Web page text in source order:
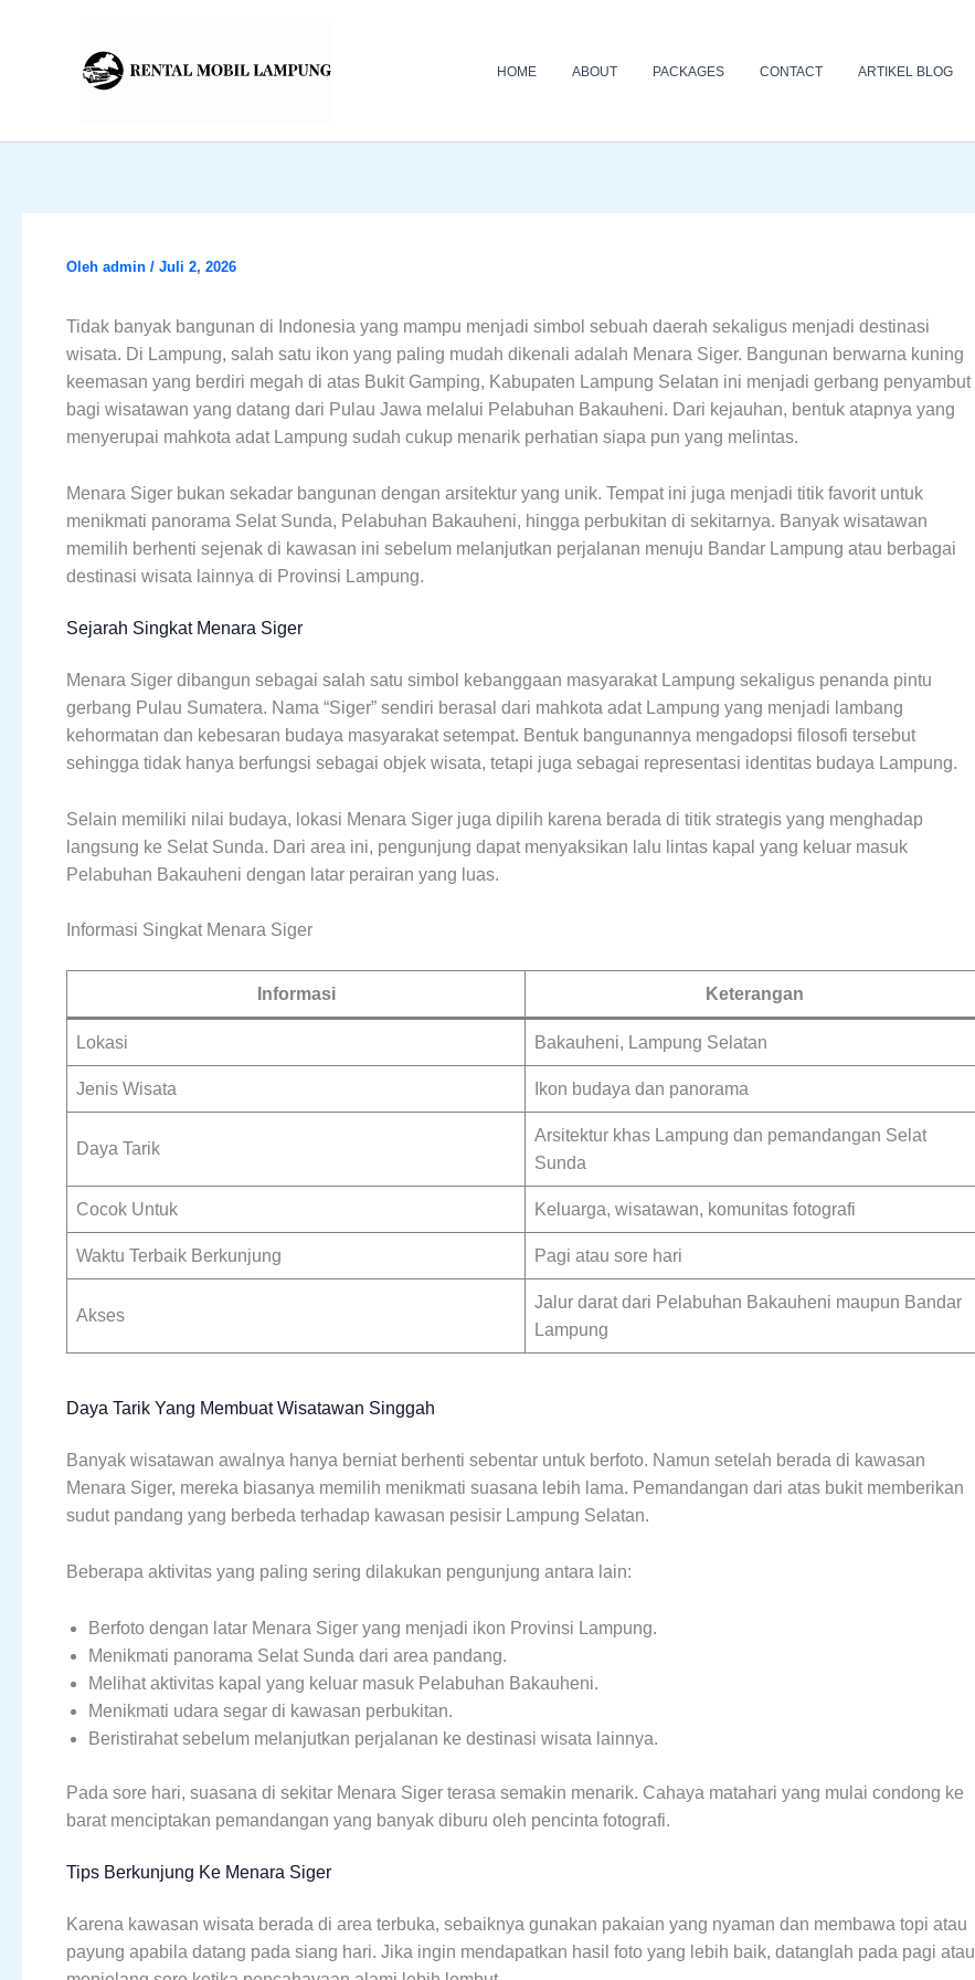
HOME ABOUT PACKAGES CONTACT ARTIKEL BLOG
Oleh admin / Juli 2, 2026
Tidak banyak bangunan di Indonesia yang mampu menjadi simbol sebuah daerah sekaligus menjadi destinasi
wisata. Di Lampung, salah satu ikon yang paling mudah dikenali adalah Menara Siger. Bangunan berwarna kuning
keemasan yang berdiri megah di atas Bukit Gamping, Kabupaten Lampung Selatan ini menjadi gerbang penyambut
bagi wisatawan yang datang dari Pulau Jawa melalui Pelabuhan Bakauheni. Dari kejauhan, bentuk atapnya yang
menyerupai mahkota adat Lampung sudah cukup menarik perhatian siapa pun yang melintas.
Menara Siger bukan sekadar bangunan dengan arsitektur yang unik. Tempat ini juga menjadi titik favorit untuk
menikmati panorama Selat Sunda, Pelabuhan Bakauheni, hingga perbukitan di sekitarnya. Banyak wisatawan
memilih berhenti sejenak di kawasan ini sebelum melanjutkan perjalanan menuju Bandar Lampung atau berbagai
destinasi wisata lainnya di Provinsi Lampung.
Sejarah Singkat Menara Siger
Menara Siger dibangun sebagai salah satu simbol kebanggaan masyarakat Lampung sekaligus penanda pintu
gerbang Pulau Sumatera. Nama “Siger” sendiri berasal dari mahkota adat Lampung yang menjadi lambang
kehormatan dan kebesaran budaya masyarakat setempat. Bentuk bangunannya mengadopsi filosofi tersebut
sehingga tidak hanya berfungsi sebagai objek wisata, tetapi juga sebagai representasi identitas budaya Lampung.
Selain memiliki nilai budaya, lokasi Menara Siger juga dipilih karena berada di titik strategis yang menghadap
langsung ke Selat Sunda. Dari area ini, pengunjung dapat menyaksikan lalu lintas kapal yang keluar masuk
Pelabuhan Bakauheni dengan latar perairan yang luas.
Informasi Singkat Menara Siger
Informasi Keterangan
Lokasi Bakauheni, Lampung Selatan
Jenis Wisata Ikon budaya dan panorama
Daya Tarik
Arsitektur khas Lampung dan pemandangan Selat
Sunda
Cocok Untuk Keluarga, wisatawan, komunitas fotografi
Waktu Terbaik Berkunjung Pagi atau sore hari
Akses
Jalur darat dari Pelabuhan Bakauheni maupun Bandar
Lampung
Daya Tarik Yang Membuat Wisatawan Singgah
Banyak wisatawan awalnya hanya berniat berhenti sebentar untuk berfoto. Namun setelah berada di kawasan
Menara Siger, mereka biasanya memilih menikmati suasana lebih lama. Pemandangan dari atas bukit memberikan
sudut pandang yang berbeda terhadap kawasan pesisir Lampung Selatan.
Beberapa aktivitas yang paling sering dilakukan pengunjung antara lain:
Berfoto dengan latar Menara Siger yang menjadi ikon Provinsi Lampung.
Menikmati panorama Selat Sunda dari area pandang.
Melihat aktivitas kapal yang keluar masuk Pelabuhan Bakauheni.
Menikmati udara segar di kawasan perbukitan.
Beristirahat sebelum melanjutkan perjalanan ke destinasi wisata lainnya.
Pada sore hari, suasana di sekitar Menara Siger terasa semakin menarik. Cahaya matahari yang mulai condong ke
barat menciptakan pemandangan yang banyak diburu oleh pencinta fotografi.
Tips Berkunjung Ke Menara Siger
Karena kawasan wisata berada di area terbuka, sebaiknya gunakan pakaian yang nyaman dan membawa topi atau
payung apabila datang pada siang hari. Jika ingin mendapatkan hasil foto yang lebih baik, datanglah pada pagi atau